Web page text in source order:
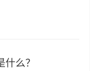
么？